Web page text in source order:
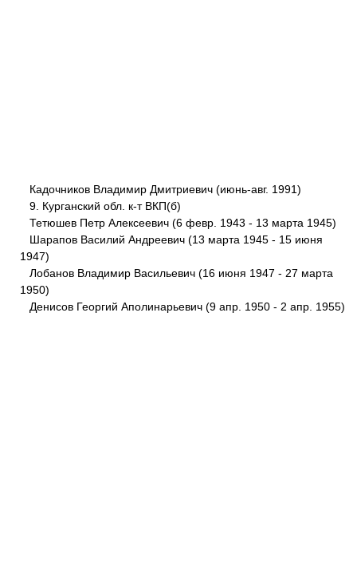
Кадочников Владимир Дмитриевич (июнь-авг. 1991)
9. Курганский обл. к-т ВКП(б)
Тетюшев Петр Алексеевич (6 февр. 1943 - 13 марта 1945)
Шарапов Василий Андреевич (13 марта 1945 - 15 июня
1947)
Лобанов Владимир Васильевич (16 июня 1947 - 27 марта
1950)
Денисов Георгий Аполинарьевич (9 апр. 1950 - 2 апр. 1955)